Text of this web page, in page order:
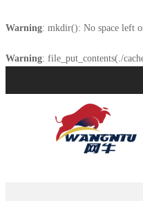
Warning: mkdir(): No space left
Warning: file_put_contents(./